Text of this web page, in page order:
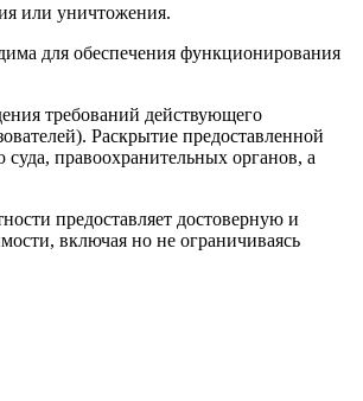
или уничтожения.
для обеспечения функционирования
требований действующего
Раскрытие предоставленной
правоохранительных органов, а
предоставляет достоверную и
включая но не ограничиваясь